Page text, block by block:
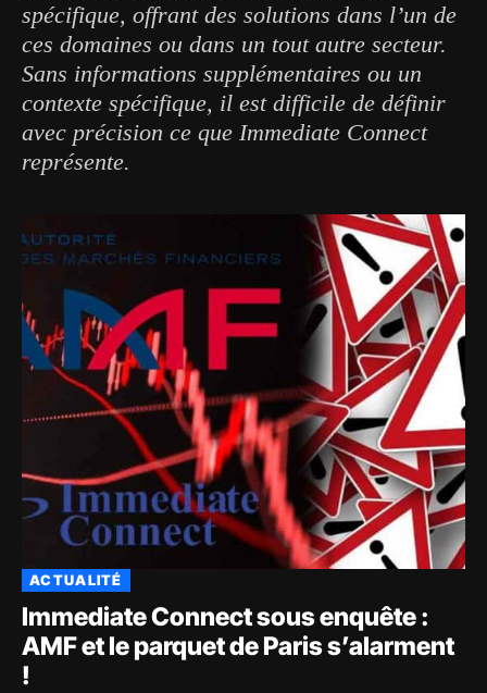
spécifique, offrant des solutions dans l’un de
ces domaines ou dans un tout autre secteur.
Sans informations supplémentaires ou un
contexte spécifique, il est difficile de définir
avec précision ce que Immediate Connect
représente.
ACTUALITÉ
Immediate Connect sous enquête :
AMF et le parquet de Paris s’alarment
!